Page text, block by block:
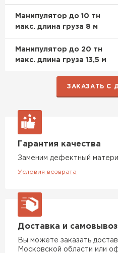
Манипулятор до 10 тн
макс. длина груза 8 м
Манипулятор до 20 тн
макс. длина груза 13,5 м
ЗАКАЗАТЬ С
Гарантия качества
Заменим дефектный
Условия возврата
Доставка и самовывоз
Вы можете заказать
Московской области или